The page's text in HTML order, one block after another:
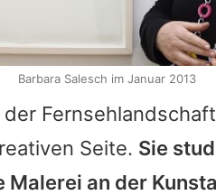
Seite. Sie
an der
Barbara Salesch im Januar 2013